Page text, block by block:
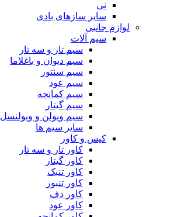
نی
سایر سازهای بادی
لوازم جانبی
سیم آلات
سیم تار و سه تار
سیم دیوان و باغلاما
سیم سنتور
سیم عود
سیم کمانچه
سیم گیتار
سیم ویولن و ویولنسل
سایر سیم ها
کیس و کاور
کاور تار و سه تار
کاور گیتار
کاور تنبک
کاور تنبور
کاور دف
کاور عود